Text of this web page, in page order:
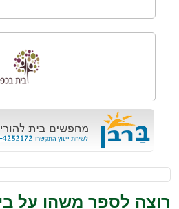
רוצה לספר משהו על